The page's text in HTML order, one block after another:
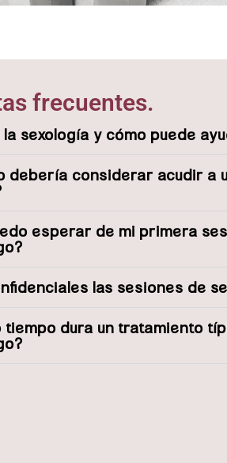
frecuentes.
la sexología y cómo puede
debería considerar acudir a
esperar de mi primera
las sesiones de
tiempo dura un tratamiento